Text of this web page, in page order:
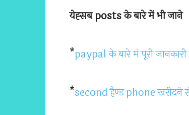
येह्सब posts के बारे में भी जाने
*paypal के बारे मं पूरी
*second हैण्ड phone खरीदने